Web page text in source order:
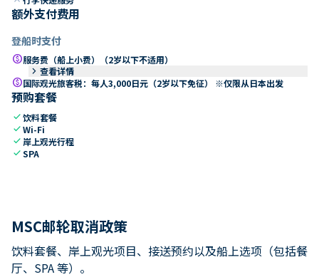
额外支付费用
登船时支付
paid服务费（船上小费）（2岁以下不适用）
keyboard_arrow_right 查看详情
paid国际观光旅客税：每人3,000日元（2岁以下免征） ※仅限从日本出发
预购套餐
check饮料套餐
checkWi-Fi
check 岸上观光行程
checkSPA
MSC邮轮取消政策
饮料套餐、岸上观光项目、接送预约以及船上选项（包括餐
厅、SPA 等）。